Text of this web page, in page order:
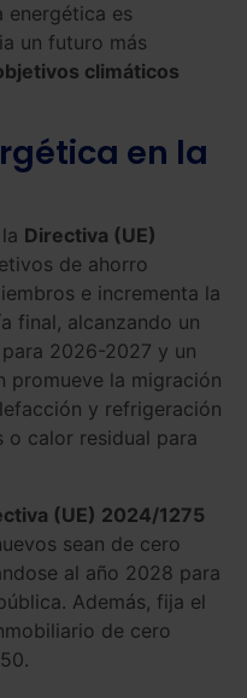
energética es
un futuro más
climáticos
en la
Directiva (UE)
de ahorro
e incrementa la
final, alcanzando un
para 2026-2027 y un
promueve la migración
y refrigeración
o calor residual para
(UE) 2024/1275
sean de cero
al año 2028 para
Además, fija el
de cero